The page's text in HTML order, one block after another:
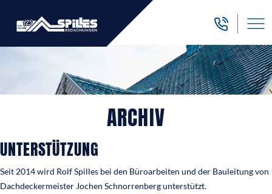
ARCHIV
UNTERSTÜTZUNG
Seit 2014 wird Rolf Spilles bei den Büroarbeiten und der Bauleitung von
Dachdeckermeister Jochen Schnorrenberg unterstützt.